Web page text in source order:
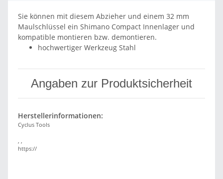
Sie können mit diesem Abzieher und einem 32 mm
Maulschlüssel ein Shimano Compact Innenlager und
kompatible montieren bzw. demontieren.
hochwertiger Werkzeug Stahl
Angaben zur Produktsicherheit
Herstellerinformationen:
Cyclus Tools
https://